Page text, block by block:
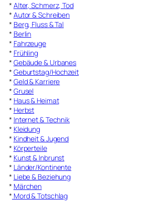
* Alter, Schmerz, Tod
* Autor & Schreiben
* Berg, Fluss & Tal
* Berlin
* Fahrzeuge
* Frühling
* Gebäude & Urbanes
* Geburtstag/Hochzeit
* Geld & Karriere
* Grusel
* Haus & Heimat
* Herbst
* Internet & Technik
* Kleidung
* Kindheit & Jugend
* Körperteile
* Kunst & Inbrunst
* Länder/Kontinente
* Liebe & Beziehung
* Märchen
* Mord & Totschlag